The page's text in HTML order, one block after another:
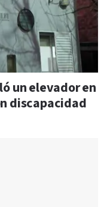
un elevador en
discapacidad